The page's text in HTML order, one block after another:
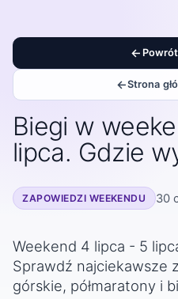
Strona
Biegi w
lipca. Gdzie
ZAPOWIEDZI WEEKENDU 30
Weekend 4 lipca - 5
Sprawdź najciekawsze
górskie, półmaratony i